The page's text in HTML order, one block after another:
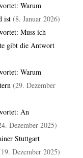
Warum
ist (8. Januar 2026)
Muss ich
gibt die Antwort
Warum
(29. Dezember
An
Dezember 2025)
Stuttgart
Dezember 2025)